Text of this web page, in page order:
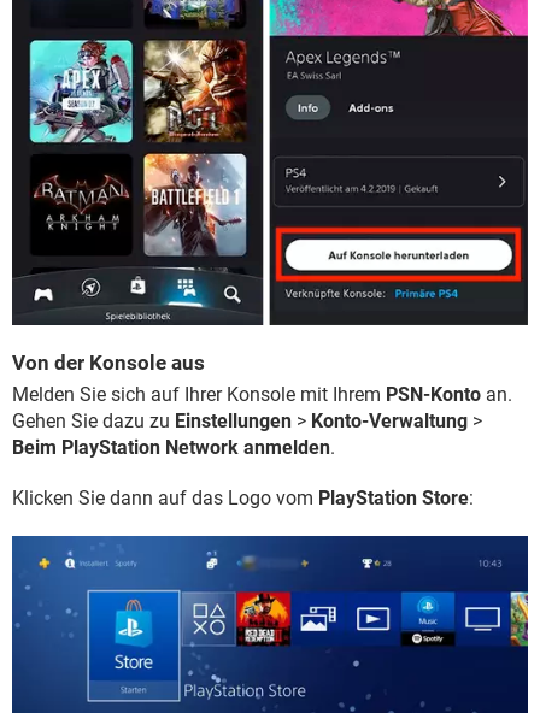
Von der Konsole aus
Melden Sie sich auf Ihrer Konsole mit Ihrem PSN-Konto an.
Gehen Sie dazu zu Einstellungen > Konto-Verwaltung >
Beim PlayStation Network anmelden.
Klicken Sie dann auf das Logo vom PlayStation Store: